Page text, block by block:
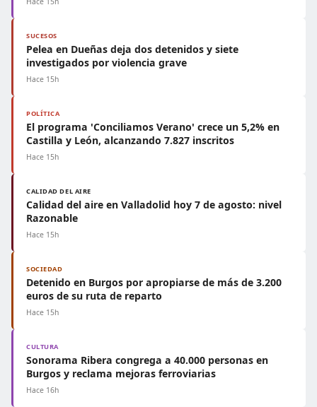
SUCESOS
Pelea en Dueñas deja dos detenidos y siete
investigados por violencia grave
Hace 15h
POLÍTICA
El programa 'Conciliamos Verano' crece un 5,2% en
Castilla y León, alcanzando 7.827 inscritos
Hace 15h
CALIDAD DEL AIRE
Calidad del aire en Valladolid hoy 7 de agosto: nivel
Razonable
Hace 15h
SOCIEDAD
Detenido en Burgos por apropiarse de más de 3.200
euros de su ruta de reparto
Hace 15h
CULTURA
Sonorama Ribera congrega a 40.000 personas en
Burgos y reclama mejoras ferroviarias
Hace 16h